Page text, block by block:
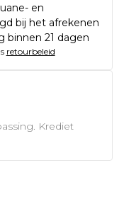
en
bij het afrekenen
binnen 21 dagen
retourbeleid
Krediet